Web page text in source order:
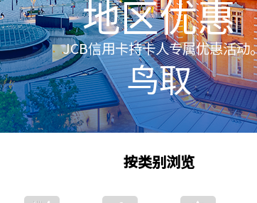
地区优惠
JCB信用卡持卡人专属优惠活动。
鸟取
按类别浏览